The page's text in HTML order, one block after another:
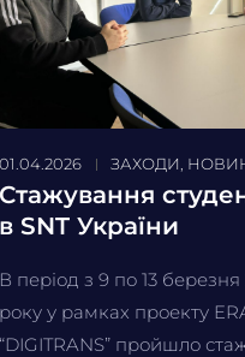
01.04.2026 ЗАХОДИ
Cтажування
в SNT України
В період з 9 по 13 березня
року у рамках проекту
“DIGITRANS” пройшло